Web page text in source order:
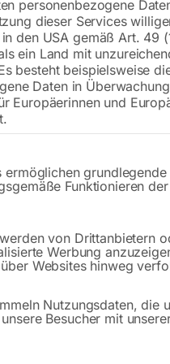
inkl. MwSt. zzgl.
Lieferzeit:ca. 3 – 5
Versandkosten
Bitte beachten Sie: Die
personenbezogene
dieser Services
den USA gemäß Art. 49
ein Land mit
besteht beispielsweise
Daten in
Europäerinnen und
Gruppen, für die eine
ermöglichen
Funktionieren
von Drittanbietern
Werbung
Websites hinweg
Nutzungsdaten, die
Besucher mit